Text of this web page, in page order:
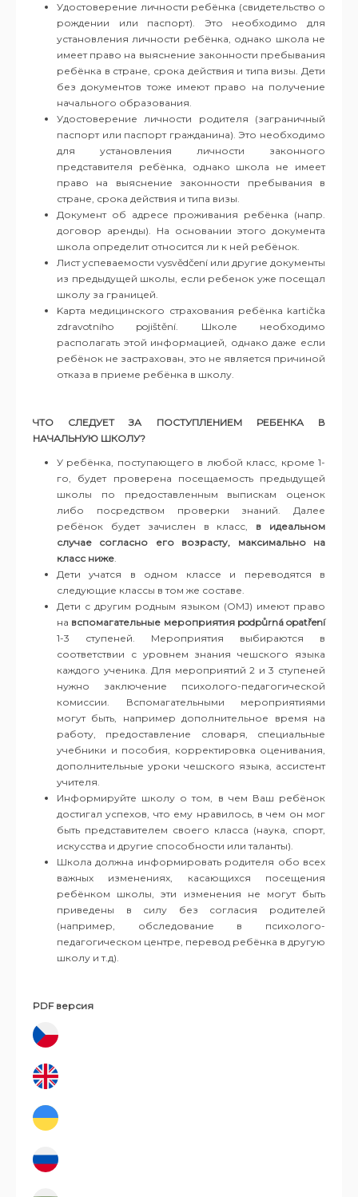
Удостоверение личности ребёнка (свидетельство о
рождении или паспорт). Это необходимо для
установления личности ребёнка, однако школа не
имеет право на выяснение законности пребывания
ребёнка в стране, срока действия и типа визы. Дети
без документов тоже имеют право на получение
начального образования.
Удостоверение личности родителя (заграничный
паспорт или паспорт гражданина). Это необходимо
для установления личности законного
представителя ребёнка, однако школа не имеет
право на выяснение законности пребывания в
стране, срока действия и типа визы.
Документ об адресе проживания ребёнка (напр.
договор аренды). На основании этого документа
школа определит относится ли к ней ребёнок.
Лист успеваемости vysvědčení или другие документы
из предыдущей школы, если ребенок уже посещал
школу за границей.
Kарта медицинского страхования ребёнка kartička
zdravotního pojištění. Школе необходимо
располагать этой информацией, однако даже если
ребёнок не застрахован, это не является причиной
отказа в приеме ребёнка в школу.
ЧТО СЛЕДУЕТ ЗА ПОСТУПЛЕНИЕМ РЕБЕНКА В
НАЧАЛЬНУЮ ШКОЛУ?
У ребёнка, поступающего в любой класс, кроме 1-
го, будет проверена посещаемость предыдущей
школы по предоставленным выпискам оценок
либо посредством проверки знаний. Далее
ребёнок будет зачислен в класс, в идеальном
случае согласно еговозрасту, максимально на
класс ниже.
Дети учатся в одном классе и переводятся в
следующие классы в том же составе.
Дети с другим родным языком (OMJ) имеют право
на вспомагательные мероприятия podpůrná opatření
1-3 ступеней. Мероприятия выбираются в
соответствии с уровнем знания чешского языка
каждого ученика. Для мероприятий 2 и 3 ступеней
нужно заключение психолого-педагогической
комиссии. Вспомагательными мероприятиями
могут быть, например дополнительное время на
работу, предоставление словаря, специальные
учебники и пособия, корректировка оценивания,
дополнительные уроки чешского языка, ассистент
учителя.
Информируйте школу о том, в чем Ваш ребёнок
достигал успехов, что ему нравилось, в чем он мог
быть представителем своего класса (наука, спорт,
искусства и другие способности или таланты).
Школа должна информировать родителя обо всех
важных изменениях, касающихся посещения
ребёнком школы, эти изменения не могут быть
приведены в силу без согласия родителей
(например, обследование в психолого-
педагогическом центре, перевод ребёнка в другую
школу и т.д).
PDF версия